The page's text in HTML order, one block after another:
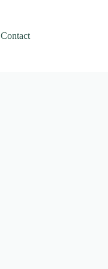
Contact